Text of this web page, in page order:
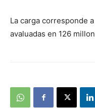
La carga corresponde
avaluadas en 126